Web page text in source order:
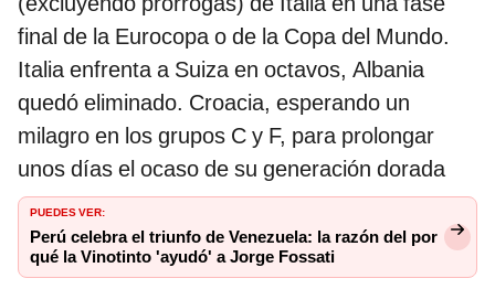
final de la Eurocopa o de la Copa del Mundo.
Italia enfrenta a Suiza en octavos, Albania
quedó eliminado. Croacia, esperando un
milagro en los grupos C y F, para prolongar
unos días el ocaso de su generación dorada
Puedes ver:
Perú celebra el triunfo de Venezuela: la razón del por
qué la Vinotinto 'ayudó' a Jorge Fossati